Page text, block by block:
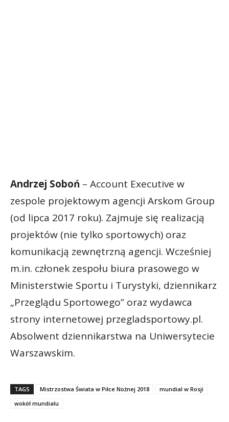
Andrzej Soboń – Account Executive w
zespole projektowym agencji Arskom Group
(od lipca 2017 roku). Zajmuje się realizacją
projektów (nie tylko sportowych) oraz
komunikacją zewnętrzną agencji. Wcześniej
m.in. członek zespołu biura prasowego w
Ministerstwie Sportu i Turystyki, dziennikarz
„Przeglądu Sportowego” oraz wydawca
strony internetowej przegladsportowy.pl.
Absolwent dziennikarstwa na Uniwersytecie
Warszawskim.
TAGS Mistrzostwa Świata w Piłce Nożnej 2018
mundial w Rosji
wokół mundialu